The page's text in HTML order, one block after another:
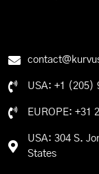
USA: +1 (205)
EUROPE: +31
USA: 304 S.
States